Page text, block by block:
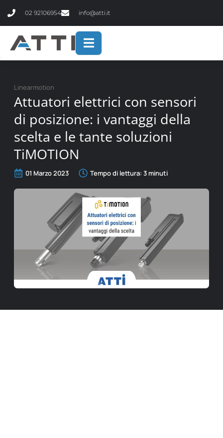
02 92106954 info@atti.it
Linearmotion
Attuatori elettrici con sensori
di posizione: i vantaggi della
scelta e le tante soluzioni
TiMOTION
01 Marzo 2023 Tempo di lettura: 3 minuti